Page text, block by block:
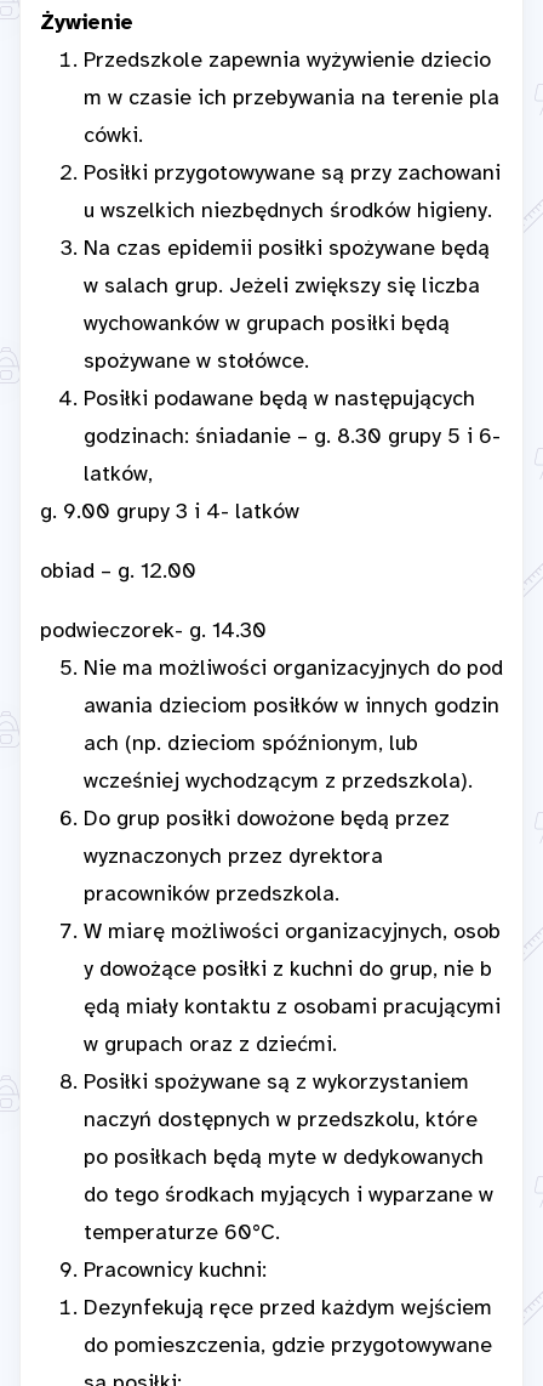
Żywienie
Przedszkole zapewnia wyżywienie dziecio
m w czasie ich przebywania na terenie pla
cówki.
Posiłki przygotowywane są przy zachowani
u wszelkich niezbędnych środków higieny.
Na czas epidemii posiłki spożywane będą
w salach grup. Jeżeli zwiększy się liczba
wychowanków w grupach posiłki będą
spożywane w stołówce.
Posiłki podawane będą w następujących
godzinach: śniadanie – g. 8.30 grupy 5 i 6-
latków,
g. 9.00 grupy 3 i 4- latków
obiad – g. 12.00
podwieczorek- g. 14.30
Nie ma możliwości organizacyjnych do pod
awania dzieciom posiłków w innych godzin
ach (np. dzieciom spóźnionym, lub
wcześniej wychodzącym z przedszkola).
Do grup posiłki dowożone będą przez
wyznaczonych przez dyrektora
pracowników przedszkola.
W miarę możliwości organizacyjnych, osob
y dowożące posiłki z kuchni do grup, nie b
ędą miały kontaktu z osobami pracującymi
w grupach oraz z dziećmi.
Posiłki spożywane są z wykorzystaniem
naczyń dostępnych w przedszkolu, które
po posiłkach będą myte w dedykowanych
do tego środkach myjących i wyparzane w
temperaturze 60°C.
Pracownicy kuchni:
Dezynfekują ręce przed każdym wejściem
do pomieszczenia, gdzie przygotowywane